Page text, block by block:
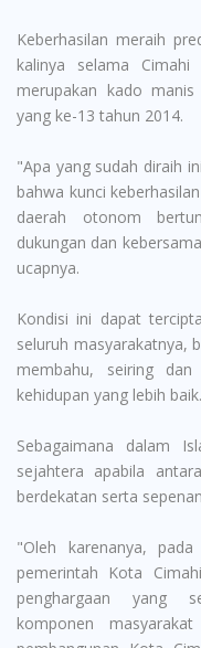
Keberhasilan meraih
kalinya selama
merupakan kado
yang ke-13 tahun 2014.
"Apa yang sudah diraih
bahwa kunci
daerah otonom
dukungan dan
ucapnya.
Kondisi ini dapat
seluruh masyarakatnya,
membahu, seiring
kehidupan yang lebih baik.
Sebagaimana dalam
sejahtera apabila
berdekatan serta
"Oleh karenanya,
pemerintah Kota
penghargaan yang
komponen